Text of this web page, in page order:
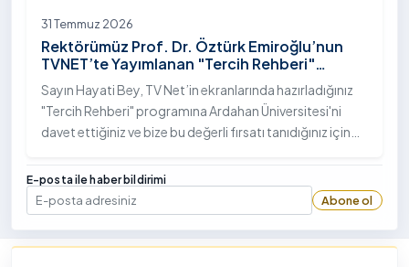
31 Temmuz 2026
Rektörümüz Prof. Dr. Öztürk Emiroğlu’nun
TVNET’te Yayımlanan "Tercih Rehberi"
Programındaki Röportajı
Sayın Hayati Bey, TV Net’in ekranlarında hazırladığınız
"Tercih Rehberi" programına Ardahan Üniversitesi'ni
davet ettiğiniz ve bize bu değerli fırsatı tanıdığınız için
teşekkürlerimi sunuyorum.
E-posta ile haber bildirimi
E-posta
Abone ol